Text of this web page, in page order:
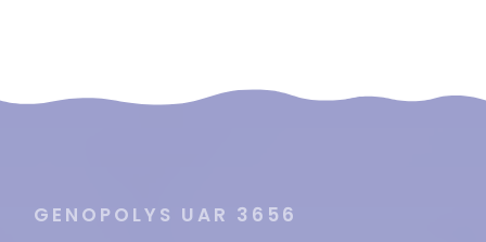
GENOPOLYS UAR 3656